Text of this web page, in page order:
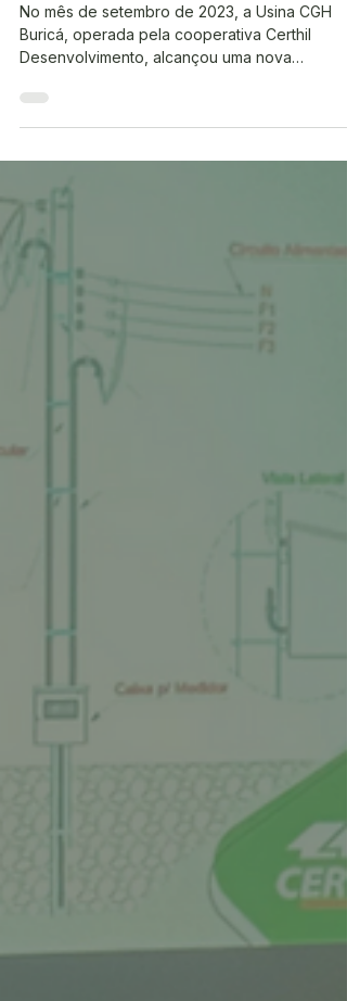
Usina CGH Buricá bate novo
recorde de geração de
energia
Buricá, operada pela cooperativa Certhil
Desenvolvimento, alcançou uma nova
conquista,...